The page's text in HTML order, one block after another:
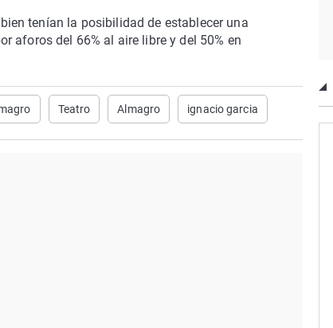
tenían la posibilidad de establecer una
aforos del 66% al aire libre y del 50% en
Teatro Almagro ignacio garcia